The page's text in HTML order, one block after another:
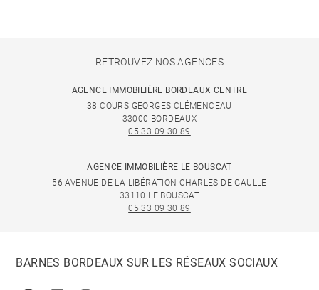
RETROUVEZ NOS AGENCES
AGENCE IMMOBILIÈRE BORDEAUX CENTRE
38 COURS GEORGES CLÉMENCEAU
33000 BORDEAUX
05 33 09 30 89
AGENCE IMMOBILIÈRE LE BOUSCAT
56 AVENUE DE LA LIBÉRATION CHARLES DE GAULLE
33110 LE BOUSCAT
05 33 09 30 89
BARNES BORDEAUX SUR LES RÉSEAUX SOCIAUX